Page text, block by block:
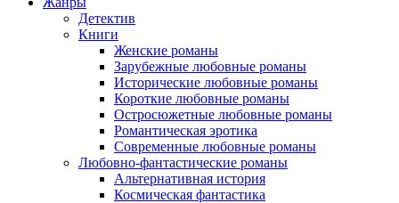
Детектив
Книги
Женские романы
Зарубежные любовные романы
Исторические любовные романы
Короткие любовные романы
Остросюжетные любовные романы
Романтическая эротика
Современные любовные романы
Любовно-фантастические романы
Альтернативная история
Космическая фантастика